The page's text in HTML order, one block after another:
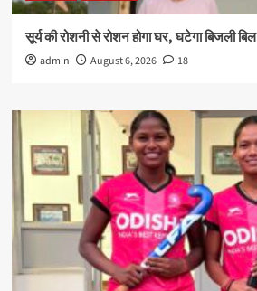
सूर्य की रोशनी से रोशन होगा घर, घटेगा बिजली बिल
admin August 6, 2026 18